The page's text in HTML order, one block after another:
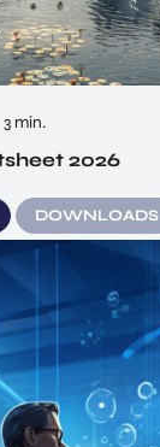
3 min.
2026
DOWNLOADS